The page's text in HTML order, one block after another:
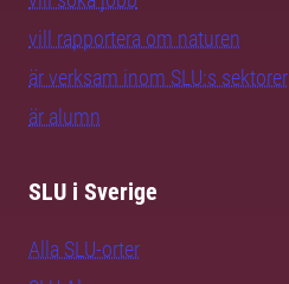
vill rapportera om naturen
är verksam inom SLU:s sektorer
är alumn
SLU i Sverige
Alla SLU-orter